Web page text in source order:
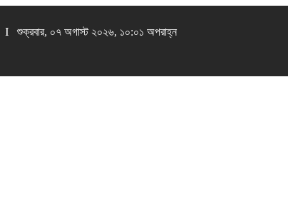
শুক্রবার, ০৭ অগাস্ট ২০২৬, ১০:০১ অপরাহ্ন